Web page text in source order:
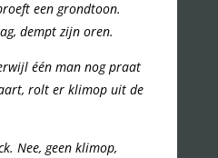
een grondtoon.
dempt zijn oren.
één man nog praat
rolt er klimop uit de
Nee, geen klimop,